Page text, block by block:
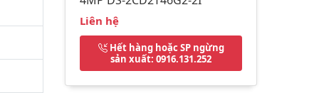
Liên hệ
Hết hàng hoặc SP ngừng
sản xuất: 0916.131.252